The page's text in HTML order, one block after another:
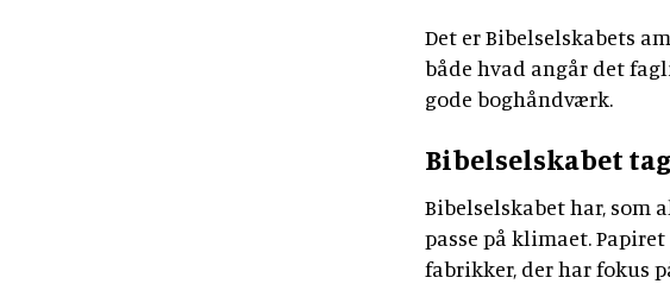
Det er Bibelselskabets
både hvad angår det
gode boghåndværk.
Bibelselskabet
Bibelselskabet har, som
passe på klimaet.
fabrikker, der har fokus